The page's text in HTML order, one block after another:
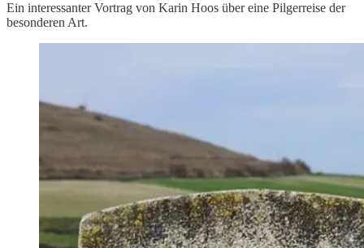
Ein interessanter Vortrag von Karin Hoos über eine Pilgerreise der
besonderen Art.